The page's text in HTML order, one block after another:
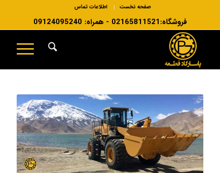
صفحه نخست اطلاعات تماس
فروشگاه:02165811521 - همراه: 09124095240